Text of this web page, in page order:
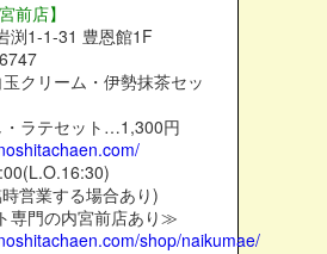
前店】
渕1-1-31 豊恩館1F
クリーム・伊勢抹茶セッ
ラテセット…1,300円
営業する場合あり)
専門の内宮前店あり≫
shop/naikumae/